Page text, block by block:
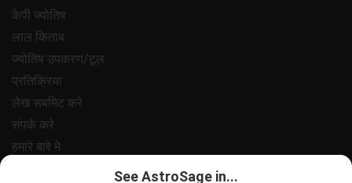
केपी ज्योतिष
लाल किताब
ज्योतिष उपकरण/टूल
प्रतिक्रिया
लेख सबमिट करे
संपर्क करे
हमारे बारे मे
See AstroSage in...